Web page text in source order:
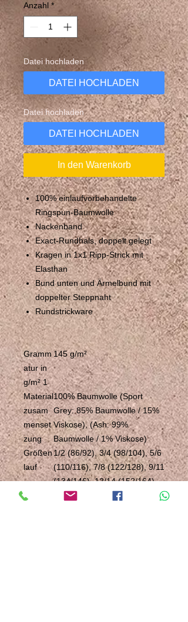
Anzahl *
Datei hochladen
DATEI HOCHLADEN
Datei hochladen
DATEI HOCHLADEN
In den Warenkorb
100% einlaufvorbehandelte
Ringspun-Baumwolle
Nackenband
Exact-Rundhals, doppelt gelegt
Kragen in 1x1 Ripp-Strick mit
Elasthan
Bund unten und Ärmelbund mit
doppelter Steppnaht
Rundstrickware
Gramm
atur in
g/m² 1
145 g/m²
Material
zusam
menset
zung
100% Baumwolle (Sport
Grey: 85% Baumwolle / 15%
Viskose), (Ash: 99%
Baumwolle / 1% Viskose)
Größen
lauf
1/2 (86/92), 3/4 (98/104), 5/6
(110/116), 7/8 (122/128), 9/11
(134/146), 12/14 (152/164)
Polybeu
Nein